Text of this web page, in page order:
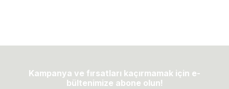
Kampanya ve fırsatları kaçırmamak için e-
bültenimize abone olun!